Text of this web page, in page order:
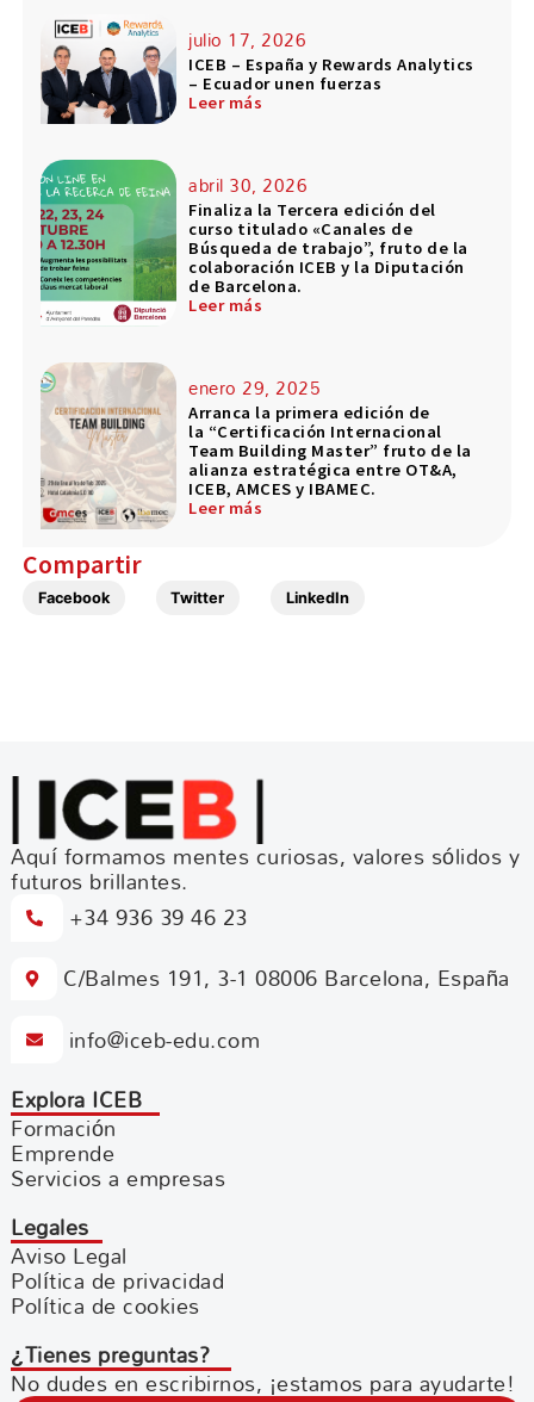
julio 17, 2026
ICEB – España y Rewards Analytics
– Ecuador unen fuerzas
Leer más
abril 30, 2026
Finaliza la Tercera edición del
curso titulado «Canales de
Búsqueda de trabajo”, fruto de la
colaboración ICEB y la Diputación
de Barcelona.
Leer más
enero 29, 2025
Arranca la primera edición de
la “Certificación Internacional
Team Building Master” fruto de la
alianza estratégica entre OT&A,
ICEB, AMCES y IBAMEC.
Leer más
Compartir
Facebook Twitter LinkedIn
Aquí formamos mentes curiosas, valores sólidos y
futuros brillantes.
+34 936 39 46 23
C/Balmes 191, 3-1 08006 Barcelona, España
info@iceb-edu.com
Explora ICEB
Formación
Emprende
Servicios a empresas
Legales
Aviso Legal
Política de privacidad
Política de cookies
¿Tienes preguntas?
No dudes en escribirnos, ¡estamos para ayudarte!